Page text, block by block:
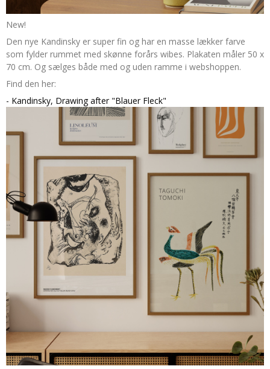
New!
Den nye Kandinsky er super fin og har en masse lækker farve
som fylder rummet med skønne forårs wibes. Plakaten måler 50 x
70 cm. Og sælges både med og uden ramme i webshoppen.
Find den her:
- Kandinsky, Drawing after "Blauer Fleck"